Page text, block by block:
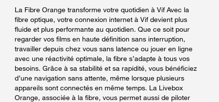
La Fibre Orange transforme votre quotidien à Vif Avec la
fibre optique, votre connexion internet à Vif devient plus
fluide et plus performante au quotidien. Que ce soit pour
regarder vos films en haute définition sans interruption,
travailler depuis chez vous sans latence ou jouer en ligne
avec une réactivité optimale, la fibre s’adapte à tous vos
besoins. Grâce à sa stabilité et sa rapidité, vous bénéficiez
d’une navigation sans attente, même lorsque plusieurs
appareils sont connectés en même temps. La Livebox
Orange, associée à la fibre, vous permet aussi de piloter